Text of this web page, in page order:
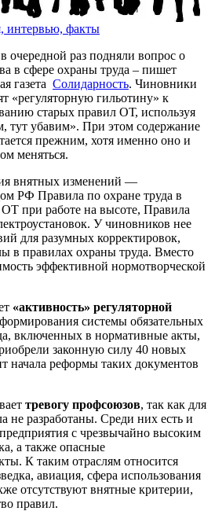
интервью, факты
очередной раз подняли вопрос о
в сфере охраны труда – пишет
газета Солидарность. Чиновники
«регуляторную гильотину» к
старых правил ОТ, используя
тут убавим». При этом содержание
прежним, хотя именно оно и
меняться.
внятных изменений —
РФ Правила по охране труда в
ОТ при работе на высоте, Правила
У чиновников нее
для разумных корректировок,
в правилах охраны труда. Вместо
эффективной нормотворческой
«активность» регуляторной
системы обязательных
включенных в нормативные акты,
законную силу 40 новых
начала реформы таких документов
тревогу профсоюзов, так как для
не разработаны. Среди них есть и
с чрезвычайно высоким
а также опасные
К таким отраслям относится
авиация, сфера использования
отсутствуют внятные критерии,
правил.